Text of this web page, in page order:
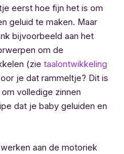
eerst hoe fijn het is om
geluid te maken. Maar
bijvoorbeeld aan het
om de
(zie taalontwikkeling
je dat rammeltje? Dit is
volledige zinnen
dat je baby geluiden en
aan de motoriek